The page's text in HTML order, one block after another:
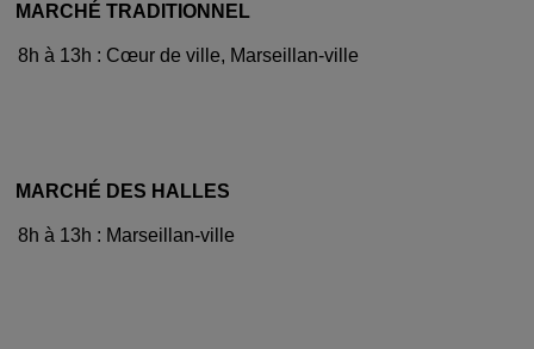
MARCHÉ TRADITIONNEL
8h à 13h : Cœur de ville, Marseillan-ville
MARCHÉ DES HALLES
8h à 13h : Marseillan-ville